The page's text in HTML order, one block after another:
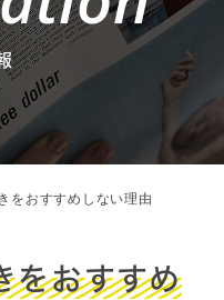
をおすすめしない理由
をおすすめ